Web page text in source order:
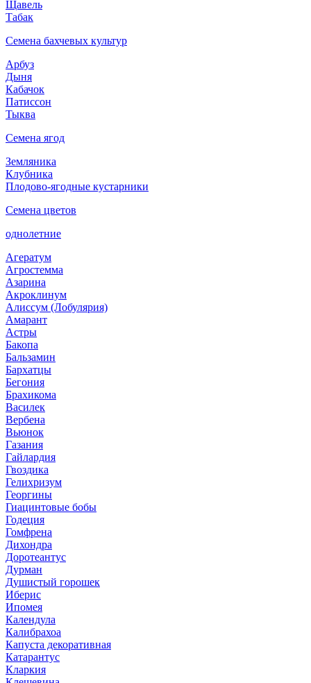
Щавель
Табак
Семена бахчевых культур
Арбуз
Дыня
Кабачок
Патиссон
Тыква
Семена ягод
Земляника
Клубника
Плодово-ягодные кустарники
Семена цветов
однолетние
Агератум
Агростемма
Азарина
Акроклинум
Алиссум (Лобулярия)
Амарант
Астры
Бакопа
Бальзамин
Бархатцы
Бегония
Брахикома
Василек
Вербена
Вьюнок
Газания
Гайлардия
Гвоздика
Гелихризум
Георгины
Гиацинтовые бобы
Годеция
Гомфрена
Дихондра
Доротеантус
Дурман
Душистый горошек
Иберис
Ипомея
Календула
Калибрахоа
Капуста декоративная
Катарантус
Кларкия